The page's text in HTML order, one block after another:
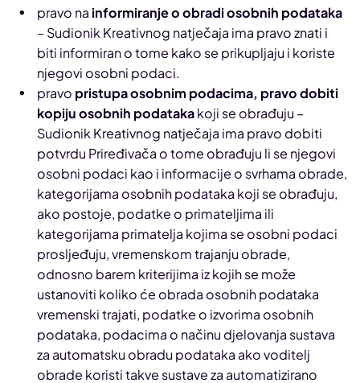
pravo na informiranje o obradi osobnih podataka
– Sudionik Kreativnog natječaja ima pravo znati i
biti informiran o tome kako se prikupljaju i koriste
njegovi osobni podaci.
pravo pristupa osobnim podacima, pravo dobiti
kopiju osobnih podatakakoji se obrađuju –
Sudionik Kreativnog natječaja ima pravo dobiti
potvrdu Priređivača o tome obrađuju li se njegovi
osobni podaci kao i informacije o svrhama obrade,
kategorijama osobnih podataka koji se obrađuju,
ako postoje, podatke o primateljima ili
kategorijama primatelja kojima se osobni podaci
prosljeđuju, vremenskom trajanju obrade,
odnosno barem kriterijima iz kojih se može
ustanoviti koliko će obrada osobnih podataka
vremenski trajati, podatke o izvorima osobnih
podataka, podacima o načinu djelovanja sustava
za automatsku obradu podataka ako voditelj
obrade koristi takve sustave za automatizirano